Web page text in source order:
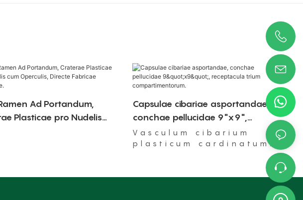
Ad Portandum,
Plasticae pro Nudelis
Capsulae cibariae asportandae,
conchae pellucidae 9"x9",
receptacula trium
compartimentorum.
Vasculum cibarium
plasticum cardinatum,
aptum.